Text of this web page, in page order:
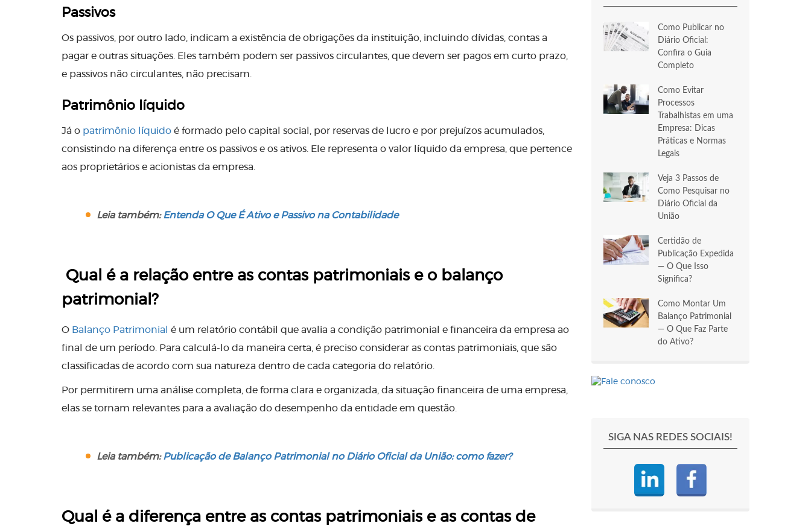
Passivos
Os passivos, por outro lado, indicam a existência de obrigações da instituição, incluindo dívidas, contas a
pagar e outras situações. Eles também podem ser passivos circulantes, que devem ser pagos em curto prazo,
e passivos não circulantes, não precisam.
Patrimônio líquido
Já o patrimônio líquido é formado pelo capital social, por reservas de lucro e por prejuízos acumulados,
consistindo na diferença entre os passivos e os ativos. Ele representa o valor líquido da empresa, que pertence
aos proprietários e acionistas da empresa.
Leia também: Entenda O Que É Ativo e Passivo na Contabilidade
Qual é a relação entre as contas patrimoniais e o balanço
patrimonial?
O Balanço Patrimonial
é um relatório contábil que avalia a condição patrimonial e financeira da empresa ao
final de um período. Para calculá-lo da maneira certa, é preciso considerar as contas patrimoniais, que são
classificadas de acordo com sua natureza dentro de cada categoria do relatório.
Por permitirem uma análise completa, de forma clara e organizada, da situação financeira de uma empresa,
elas se tornam relevantes para a avaliação do desempenho da entidade em questão.
Leia também: Publicação de Balanço Patrimonial no Diário Oficial da União: como fazer?
Qual é a diferença entre as contas patrimoniais e as contas de
Como Publicar no
Diário Oficial:
Confira o Guia
Completo
Como Evitar
Processos
Trabalhistas em uma
Empresa: Dicas
Práticas e Normas
Legais
Veja 3 Passos de
Como Pesquisar no
Diário Oficial da
União
Certidão de
Publicação Expedida
— O Que Isso
Significa?
Como Montar Um
Balanço Patrimonial
— O Que Faz Parte
do Ativo?
SIGA NAS REDES SOCIAIS!